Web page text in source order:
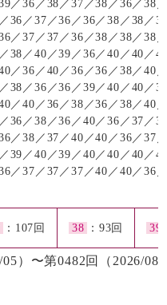
／36／38／37／38／36／38
36／37／36／36／38／38／
／37／37／36／38／38／38
38／40／39／36／40／40／
／36／40／36／36／38／40
38／36／36／39／40／40／
／40／36／38／36／38／40
36／38／36／40／36／37／
／38／37／40／40／36／37
39／40／39／40／40／40／
／37／37／37／40／40／36
：107回 38 ：93回 39
）〜第0482回（2026/08/